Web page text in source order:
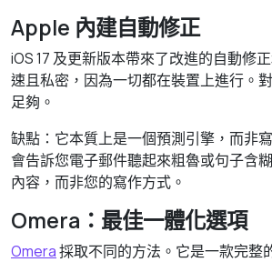
Apple 內建自動修正
iOS 17 及更新版本帶來了改進的自動修
速且私密，因為一切都在裝置上進行。
足夠。
缺點：它本質上是一個預測引擎，而非
會告訴您電子郵件聽起來粗魯或句子含
內容，而非您的寫作方式。
Omera：最佳一體化選項
Omera採取不同的方法。它是一款完整